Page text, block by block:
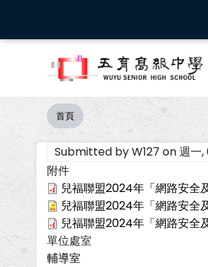
主
導
航
連
結
首頁
Submitted byW127 on週一
附件
兒福聯盟2024年「網路安全
兒福聯盟2024年「網路安全
兒福聯盟2024年「網路安全
單位處室
輔導室